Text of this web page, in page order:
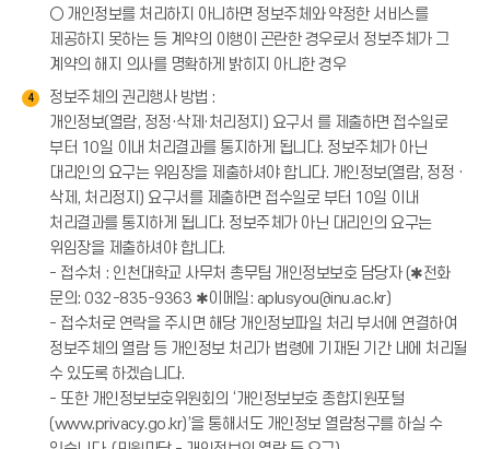
○ 개인정보를 처리하지 아니하면 정보주체와 약정한 서비스를
제공하지 못하는 등 계약의 이행이 곤란한 경우로서 정보주체가 그
계약의 해지 의사를 명확하게 밝히지 아니한 경우
4
정보주체의 권리행사 방법 :
개인정보(열람, 정정·삭제·처리정지) 요구서 를 제출하면 접수일로
부터 10일 이내 처리결과를 통지하게 됩니다. 정보주체가 아닌
대리인의 요구는 위임장을 제출하셔야 합니다. 개인정보(열람, 정정 ·
삭제, 처리정지) 요구서를 제출하면 접수일로 부터 10일 이내
처리결과를 통지하게 됩니다. 정보주체가 아닌 대리인의 요구는
위임장을 제출하셔야 합니다.
- 접수처 : 인천대학교 사무처 총무팀 개인정보보호 담당자 (✱전화
문의: 032-835-9363 ✱이메일: aplusyou@inu.ac.kr)
- 접수처로 연락을 주시면 해당 개인정보파일 처리 부서에 연결하여
정보주체의 열람 등 개인정보 처리가 법령에 기재된 기간 내에 처리될
수 있도록 하겠습니다.
- 또한 개인정보보호위원회의 ‘개인정보보호 종합지원포털
(www.privacy.go.kr)’을 통해서도 개인정보 열람청구를 하실 수